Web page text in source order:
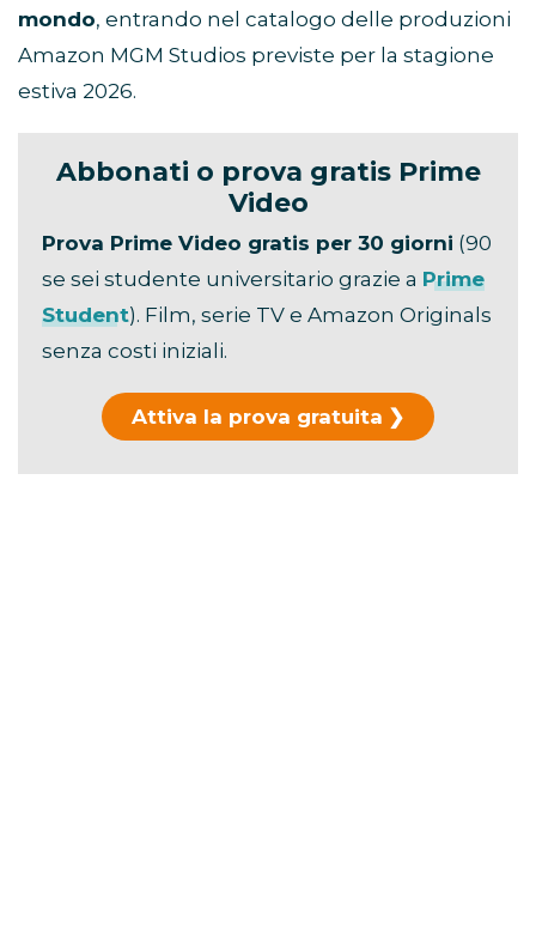
mondo, entrando nel catalogo delle produzioni
Amazon MGM Studios previste per la stagione
estiva 2026.
Abbonati o prova gratis Prime
Video
Prova Prime Video gratis per 30 giorni (90
se sei studente universitario grazie a Prime
Student). Film, serie TV e Amazon Originals
senza costi iniziali.
Attiva la prova gratuita